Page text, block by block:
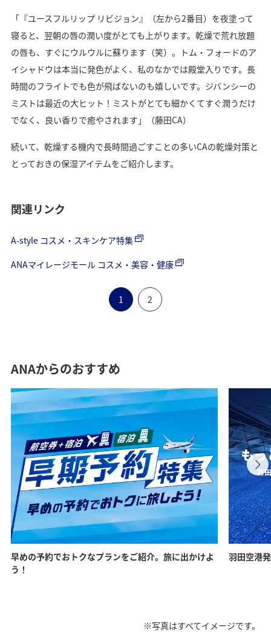
「『ユースフルリップ リビジョン』（左から2番目）を夜塗って
寝ると、翌朝の唇の潤い度がとても上がります。乾燥で荒れ放題
の唇も、すぐにウルウルに蘇ります（笑）。トム・フォードのア
イシャドウは本当に発色がよく、私のなかでは殿堂入りです。長
時間のフライトでも色が飛ばないのも嬉しいです。ジバンシーの
ミストは最近の大ヒット！ミストがとても細かくてすぐ潤うだけ
でなく、良い香りで癒やされます」（藤田CA）
続いて、乾燥する機内で長時間過ごすことの多いCAの乾燥対策と
とっておきの保湿アイテムをご紹介します。
関連リンク
A-style コスメ・スキンケア特集
ANAマイレージモール コスメ・美容・健康
1 2
ANAからのおすすめ
早めの予約でおトクなプランをご紹介。旅に出かけよ
う！
羽田空港
※写真はすべてイメージです。